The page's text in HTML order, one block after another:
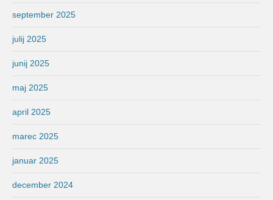
september 2025
julij 2025
junij 2025
maj 2025
april 2025
marec 2025
januar 2025
december 2024